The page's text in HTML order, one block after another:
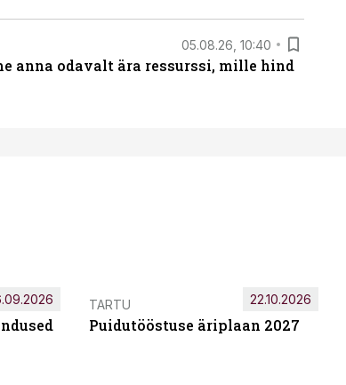
05.08.26, 10:40
anna odavalt ära ressurssi, mille hind
TARTU
Puidutööstuse äriplaan 2027
22.10.2026